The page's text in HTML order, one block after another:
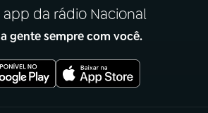
app da rádio Nacional
gente sempre com você.